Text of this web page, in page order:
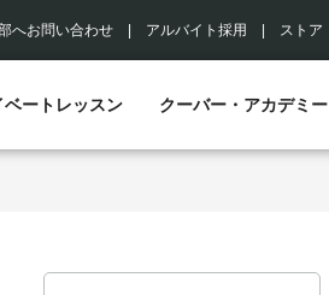
へお問い合わせ アルバイト採用 ストア
ベートレッスン クーバー・アカデミー